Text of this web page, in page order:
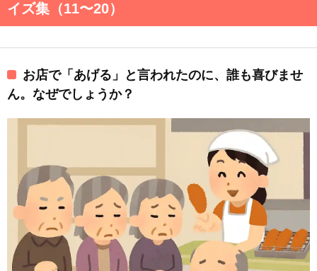
イズ集（11〜20）
お店で「あげる」と言われたのに、誰も喜びませ
ん。なぜでしょうか？